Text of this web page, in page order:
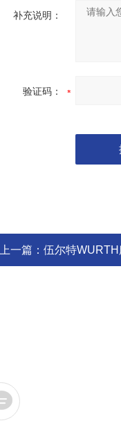
补充说明：
验证码：
上一篇： 伍尔特